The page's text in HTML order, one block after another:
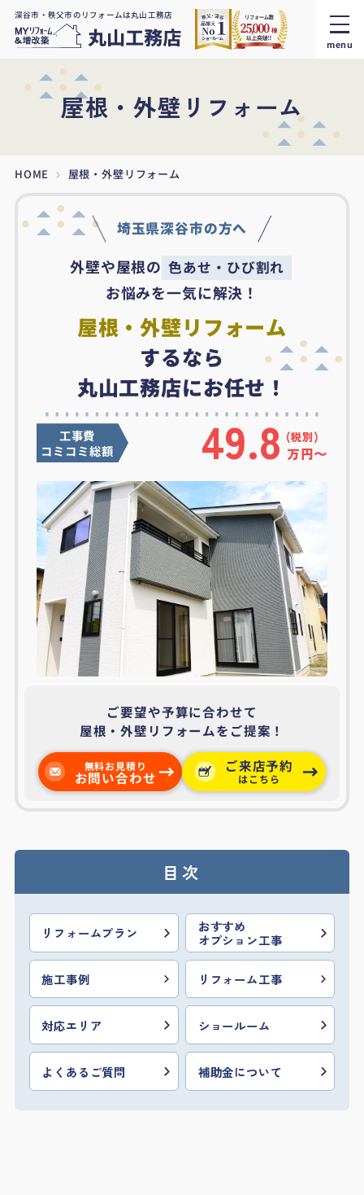
深谷市・秩父市のリフォームは丸山工務店
menu
屋根・外壁リフォーム
HOME 屋根・外壁リフォーム
埼玉県深谷市の方へ
外壁や屋根の 色あせ・ひび割れ
お悩みを一気に解決！
屋根・外壁リフォーム
するなら
丸山工務店にお任せ！
工事費
コミコミ総額
49.8 万円〜
ご要望や予算に合わせて
屋根・外壁リフォームをご提案！
無料お見積り
お問い合わせ
ご来店予約
はこちら
目次
リフォームプラン
おすすめ
オプション工事
施工事例 リフォーム工事
対応エリア ショールーム
よくあるご質問 補助金について